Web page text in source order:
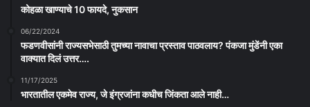
कोहळा खाण्याचे 10 फायदे, नुकसान
06/22/2024
फडणवीसांनी राज्यसभेसाठी तुमच्या नावाचा प्रस्ताव पाठवलाय? पंकजा मुंडेंनी एका
वाक्यात दिलं उत्तर….
11/17/2025
भारतातील एकमेव राज्य, जे इंग्रजांना कधीच जिंकता आले नाही…